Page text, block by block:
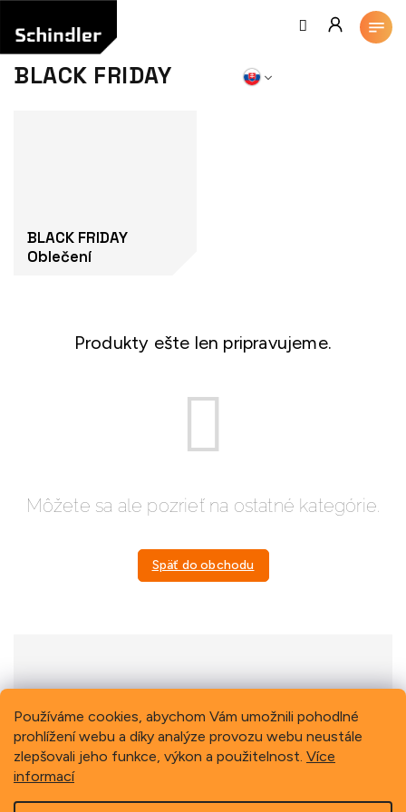
Používáme cookies, abychom Vám umožnili pohodlné
prohlížení webu a díky analýze provozu webu neustále
zlepšovali jeho funkce, výkon a použitelnost. Více
informací
obsah
BLACK FRIDAY
BLACK FRIDAY
Oblečení
Produkty ešte len pripravujeme.
Môžete sa ale pozrieť na ostatné kategórie.
Späť do obchodu
Previous